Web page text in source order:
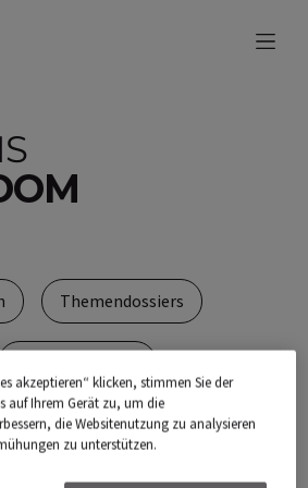
Themendossiers
akzeptieren“ klicken, stimmen Sie der
auf Ihrem Gerät zu, um die
die Websitenutzung zu analysieren
zu unterstützen.